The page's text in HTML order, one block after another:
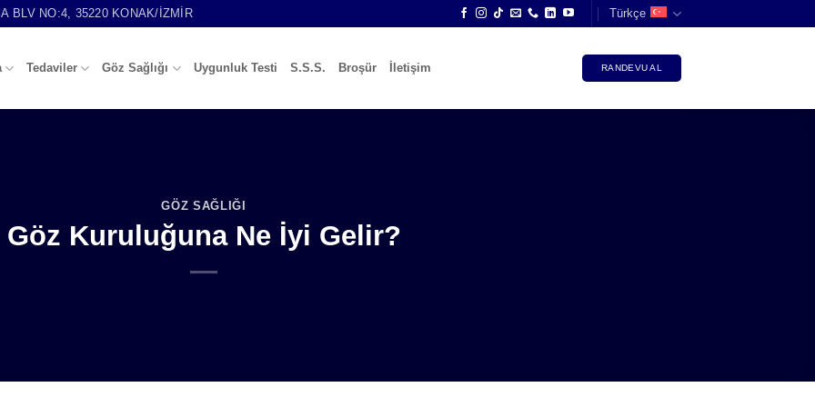
BLV NO:4, 35220 KONAK/İZMIR Türkçe
Tedaviler Göz Sağlığı Uygunluk Testi S.S.S. Broşür İletişim RANDEVU AL
GÖZ SAĞLIĞI
Göz Kuruluğuna Ne İyi Gelir?